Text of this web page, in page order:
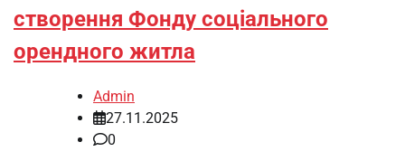
створення Фонду соціального
орендного житла
Admin
27.11.2025
0